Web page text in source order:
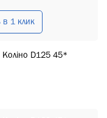
в 1 клик
D125 45*